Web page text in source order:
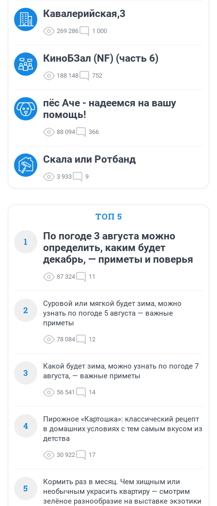
Кавалерийская,3
269 286 1 000
КиноБЗал (NF) (часть 6)
188 148 752
пёс Аче - надеемся на вашу
помощь!
88 094 366
Скала или Ротбанд
3 933 9
ТОП 5
1
По погоде 3 августа можно
определить, каким будет
декабрь, — приметы и поверья
87 324 11
2
Суровой или мягкой будет зима, можно
узнать по погоде 5 августа — важные
приметы
78 084 12
3
Какой будет зима, можно узнать по погоде 7
августа, — важные приметы
56 541 14
4
Пирожное «Картошка»: классический рецепт
в домашних условиях с тем самым вкусом из
детства
30 922 17
5
Кормить раз в месяц. Чем хищным или
необычным украсить квартиру — смотрим
зелёное разнообразие на выставке экзотики